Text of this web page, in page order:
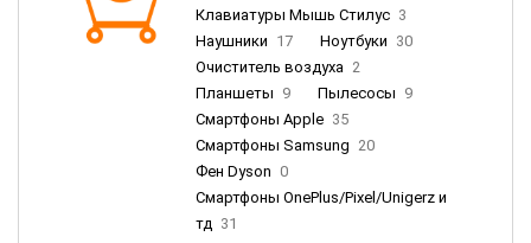
Клавиатуры Мышь Стилус 3
Наушники 17 Ноутбуки 30
Очиститель воздуха 2
Планшеты 9 Пылесосы 9
Смартфоны Apple 35
Смартфоны Samsung 20
Фен Dyson 0
Смартфоны OnePlus/Pixel/Unigerz и
тд 31